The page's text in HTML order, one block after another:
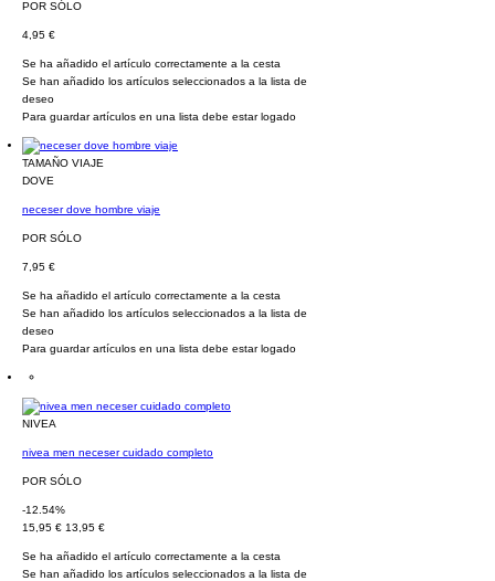
POR SÓLO
4,95 €
Se ha añadido el artículo correctamente a la cesta
Se han añadido los artículos seleccionados a la lista de
deseo
Para guardar artículos en una lista debe estar logado
TAMAÑO VIAJE
DOVE
neceser dove hombre viaje
POR SÓLO
7,95 €
Se ha añadido el artículo correctamente a la cesta
Se han añadido los artículos seleccionados a la lista de
deseo
Para guardar artículos en una lista debe estar logado
NIVEA
nivea men neceser cuidado completo
POR SÓLO
-12.54%
15,95 € 13,95 €
Se ha añadido el artículo correctamente a la cesta
Se han añadido los artículos seleccionados a la lista de